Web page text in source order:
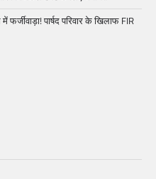
पार्षद परिवार के खिलाफ FIR